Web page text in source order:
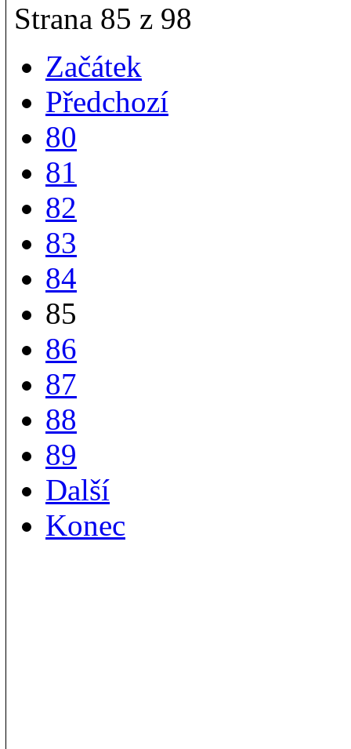
Strana 85 z 98
Začátek
Předchozí
80
81
82
83
84
85
86
87
88
89
Další
Konec